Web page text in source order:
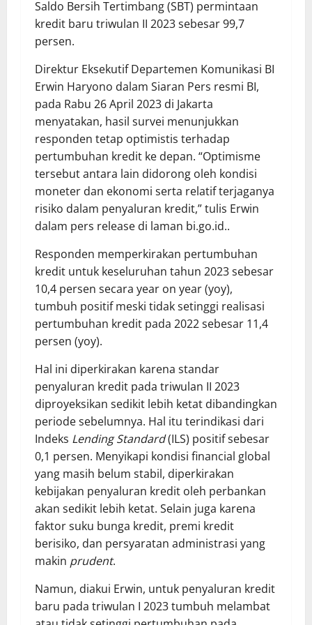
Saldo Bersih Tertimbang (SBT) permintaan
kredit baru triwulan II 2023 sebesar 99,7
persen.
Direktur Eksekutif Departemen Komunikasi BI
Erwin Haryono dalam Siaran Pers resmi BI,
pada Rabu 26 April 2023 di Jakarta
menyatakan, hasil survei menunjukkan
responden tetap optimistis terhadap
pertumbuhan kredit ke depan. “Optimisme
tersebut antara lain didorong oleh kondisi
moneter dan ekonomi serta relatif terjaganya
risiko dalam penyaluran kredit,” tulis Erwin
dalam pers release di laman bi.go.id..
Responden memperkirakan pertumbuhan
kredit untuk keseluruhan tahun 2023 sebesar
10,4 persen secara year on year (yoy),
tumbuh positif meski tidak setinggi realisasi
pertumbuhan kredit pada 2022 sebesar 11,4
persen (yoy).
Hal ini diperkirakan karena standar
penyaluran kredit pada triwulan II 2023
diproyeksikan sedikit lebih ketat dibandingkan
periode sebelumnya. Hal itu terindikasi dari
Indeks Lending Standard(ILS) positif sebesar
0,1 persen. Menyikapi kondisi financial global
yang masih belum stabil, diperkirakan
kebijakan penyaluran kredit oleh perbankan
akan sedikit lebih ketat. Selain juga karena
faktor suku bunga kredit, premi kredit
berisiko, dan persyaratan administrasi yang
makin prudent.
Namun, diakui Erwin, untuk penyaluran kredit
baru pada triwulan I 2023 tumbuh melambat